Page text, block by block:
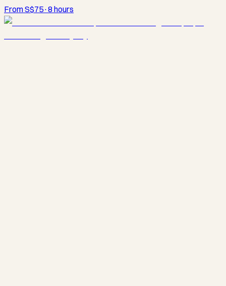
From S$75·8 hours